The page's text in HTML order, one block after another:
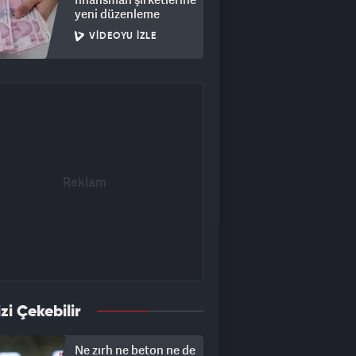
yeni düzenleme
VIDEOYU İZLE
Çekebilir
Ne zırh ne beton ne de